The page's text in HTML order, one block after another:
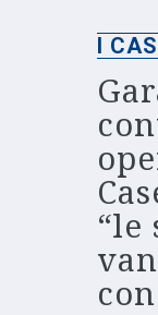
I
“le